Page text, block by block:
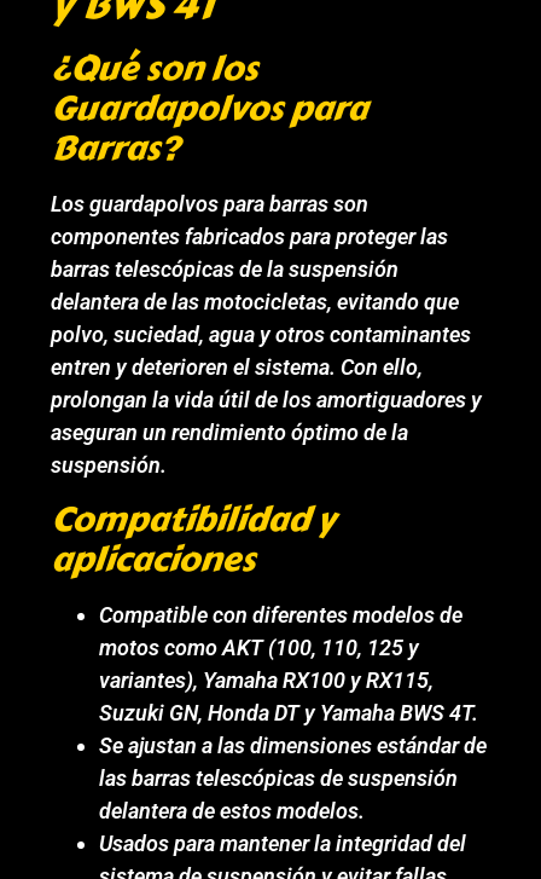
¿Qué son los
Guardapolvos para
Barras?
Los guardapolvos para barras son
componentes fabricados para proteger las
barras telescópicas de la suspensión
delantera de las motocicletas, evitando que
polvo, suciedad, agua y otros contaminantes
entren y deterioren el sistema. Con ello,
prolongan la vida útil de los amortiguadores y
aseguran un rendimiento óptimo de la
suspensión.
Compatibilidad y
aplicaciones
Compatible con diferentes modelos de
motos como AKT (100, 110, 125 y
variantes), Yamaha RX100 y RX115,
Suzuki GN, Honda DT y Yamaha BWS 4T.
Se ajustan a las dimensiones estándar de
las barras telescópicas de suspensión
delantera de estos modelos.
Usados para mantener la integridad del